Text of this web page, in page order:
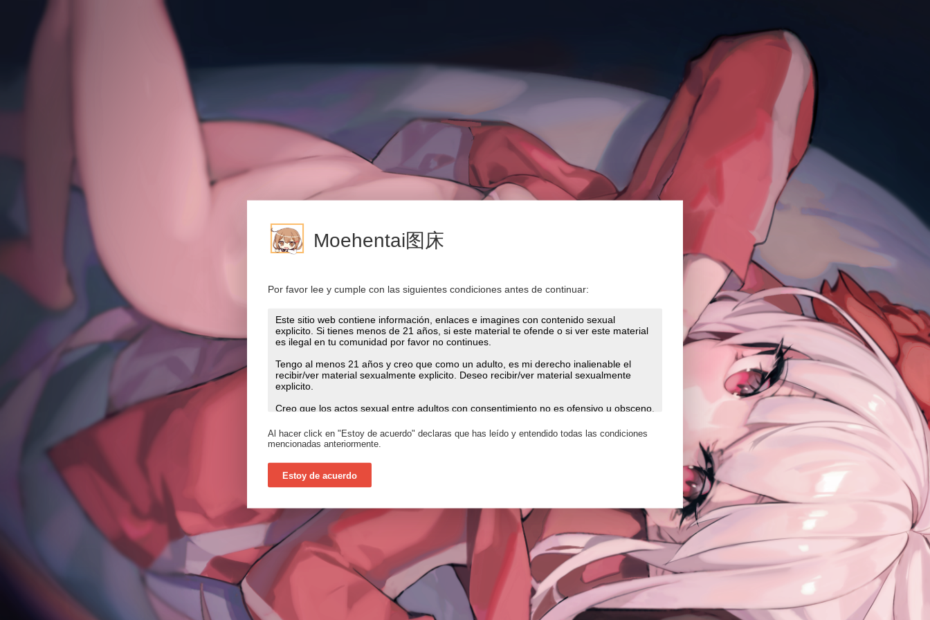
Moehentai图床
Por favor lee y cumple con las siguientes condiciones antes de continuar:
Al hacer click en "Estoy de acuerdo" declaras que has leído y entendido todas las condiciones
mencionadas anteriormente.
Estoy de acuerdo